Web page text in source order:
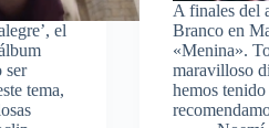
el
ser
tema,
A finales del
Branco en
«Menina».
maravilloso
hemos